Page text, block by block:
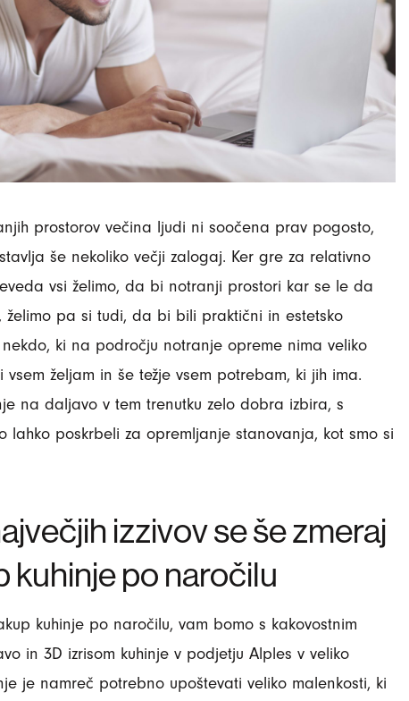
prostorov večina ljudi ni soočena prav pogosto,
še nekoliko večji zalogaj. Ker gre za relativno
vsi želimo, da bi notranji prostori kar se le da
želimo pa si tudi, da bi bili praktični in estetsko
ki na področju notranje opreme nima veliko
vsem željam in še težje vsem potrebam, ki jih ima.
na daljavo v tem trenutku zelo dobra izbira, s
lahko poskrbeli za opremljanje stanovanja, kot smo si
izzivov se še zmeraj
kuhinje po naročilu
kuhinje po naročilu, vam bomo s kakovostnim
in 3D izrisom kuhinje v podjetju Alples v veliko
je namreč potrebno upoštevati veliko malenkosti, ki